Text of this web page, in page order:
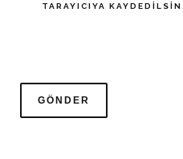
TARAYICIYA KAYDEDILSIN.